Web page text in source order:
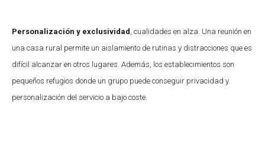
Personalización y exclusividad , cualidades en alza. Una reunión en
una casa rural permite un aislamiento de rutinas y distracciones que es
difícil alcanzar en otros lugares. Además, los establecimientos son
pequeños refugios donde un grupo puede conseguir privacidad y
personalización del servicio a bajo coste.